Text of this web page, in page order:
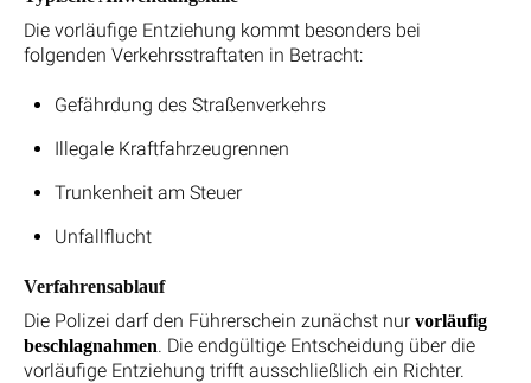
Die vorläufige Entziehung kommt besonders bei
folgenden Verkehrsstraftaten in Betracht:
Gefährdung des Straßenverkehrs
Illegale Kraftfahrzeugrennen
Trunkenheit am Steuer
Unfallflucht
Verfahrensablauf
Die Polizei darf den Führerschein zunächst nur vorläufig
beschlagnahmen. Die endgültige Entscheidung über die
vorläufige Entziehung trifft ausschließlich ein Richter.